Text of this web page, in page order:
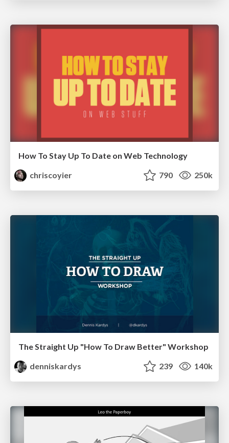
How To Stay Up To Date on Web Technology
chriscoyier
790 250k
The Straight Up "How To Draw Better" Workshop
denniskardys
239 140k